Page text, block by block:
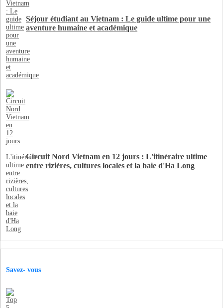
Séjour étudiant au Vietnam : Le guide ultime pour une
aventure humaine et académique
Circuit Nord Vietnam en 12 jours : L'itinéraire ultime
entre rizières, cultures locales et la baie d'Ha Long
Savez- vous